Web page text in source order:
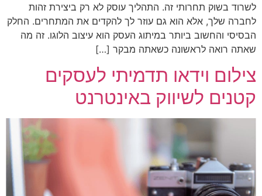
לשרוד בשוק תחרותי זה. התהליך עוסק לא רק ביצירת זהות
לחברה שלך, אלא הוא גם עוזר לך להקדים את המתחרים. החלק
הבסיסי והחשוב ביותר במיתוג העסק הוא עיצוב הלוגו. זה מה
שאתה רואה לראשונה כשאתה מבקר […]
צילום וידאו תדמיתי לעסקים
קטנים לשיווק באינטרנט